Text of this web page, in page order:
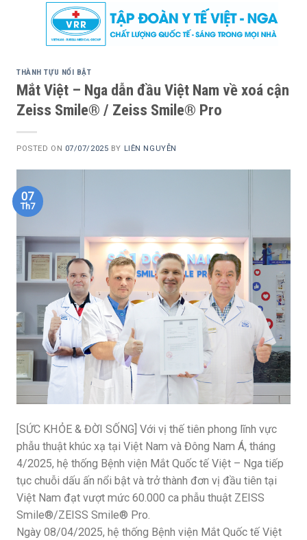
THÀNH TỰU NỔI BẬT
Mắt Việt – Nga dẫn đầu Việt Nam về xoá cận
Zeiss Smile® / Zeiss Smile® Pro
POSTED ON 07/07/2025 BY LIÊN NGUYỄN
07
Th7
[SỨC KHỎE & ĐỜI SỐNG] Với vị thế tiên phong lĩnh vực
phẫu thuật khúc xạ tại Việt Nam và Đông Nam Á, tháng
4/2025, hệ thống Bệnh viện Mắt Quốc tế Việt – Nga tiếp
tục chuỗi dấu ấn nổi bật và trở thành đơn vị đầu tiên tại
Việt Nam đạt vượt mức 60.000 ca phẫu thuật ZEISS
Smile®/ZEISS Smile® Pro.
Ngày 08/04/2025, hệ thống Bệnh viện Mắt Quốc tế Việt